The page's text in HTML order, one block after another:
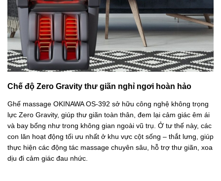
Chế độ Zero Gravity thư giãn nghỉ ngơi hoàn hảo
Ghế massage OKINAWA OS-392 sở hữu công nghệ không trọng
lực Zero Gravity, giúp thư giãn toàn thân, đem lại cảm giác êm ái
và bay bổng như trong không gian ngoài vũ trụ. Ở tư thế này, các
con lăn hoạt động tối ưu nhất ở khu vực cột sống – thắt lưng, giúp
thực hiện các động tác massage chuyên sâu, hỗ trợ thư giãn, xoa
dịu đi cảm giác đau nhức.